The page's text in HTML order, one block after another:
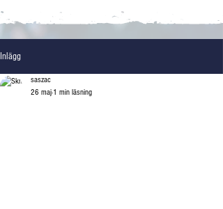
Inlägg
saszac
26 maj 1 min läsning